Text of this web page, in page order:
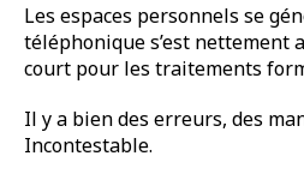
Les espaces personnels se
téléphonique s’est nettement
court pour les traitements
Il y a bien des erreurs, des
Incontestable.